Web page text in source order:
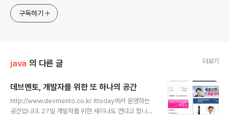
구독하기
java 의 다른 글 더보기
데브멘토, 개발자를 위한 또 하나의 공간
http://www.devmento.co.kr ittoday에서 운영하는
공간입니다. 27일 개발자를 위한 세미나도 연다고 합니다.